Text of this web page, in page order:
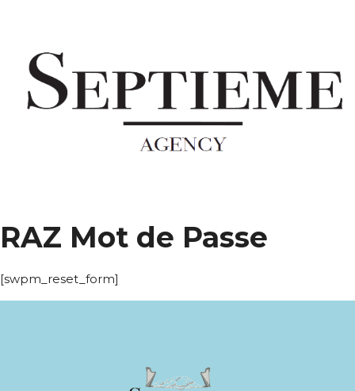
RAZ Mot de Passe
[swpm_reset_form]